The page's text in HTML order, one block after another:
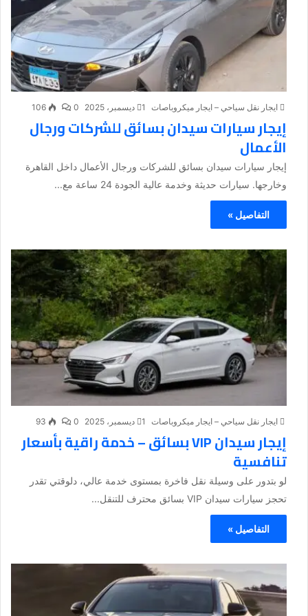
ايجار نقل سياحي – ايجار ميكروباصات 1 ديسمبر، 2025 0
106
إيجار سيارات سيدان بسائق للشركات ورجال
الأعمال
إيجار سيارات سيدان بسائق للشركات ورجال الأعمال داخل القاهرة
وخارجها. سيارات حديثة وخدمة عالية الجودة 24 ساعة مع...
التفاصيل »
ايجار نقل سياحي – ايجار ميكروباصات 1 ديسمبر، 2025 0
93
إيجار سيدان VIP بسائق – خدمة راقية بأسعار
تنافسية
لو بتدور على وسيلة نقل فاخرة بمستوى خدمة عالي، دلوقتي تقدر
تحجز سيارات سيدان VIP بسائق محترف للتنقل...
التفاصيل »